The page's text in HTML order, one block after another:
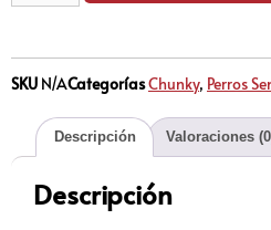
SKU N/ACategoríasChunky, Perros
Descripción Valoraciones
Descripción